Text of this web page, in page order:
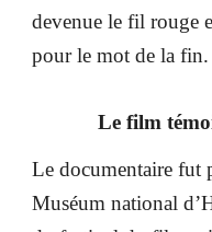
devenue le fil rouge
pour le mot de la fin.
Le film
Le documentaire fut
Muséum national